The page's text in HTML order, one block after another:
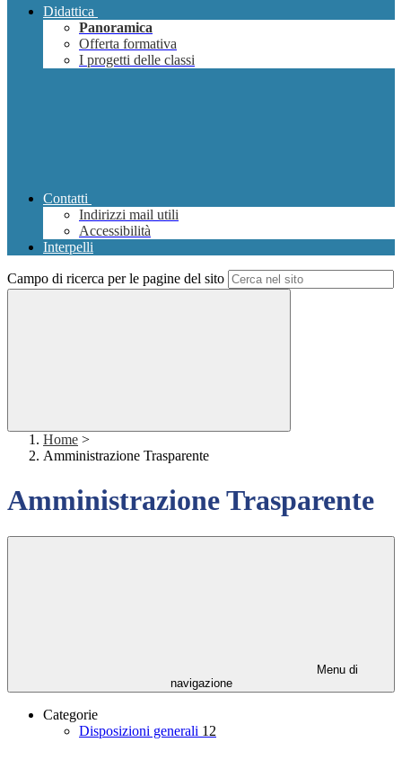
Didattica
Panoramica
Offerta formativa
I progetti delle classi
Contatti
Indirizzi mail utili
Accessibilità
Interpelli
Campo di ricerca per le pagine del sito
Home >
Amministrazione Trasparente
Amministrazione Trasparente
Menu di
navigazione
Categorie
Disposizioni generali 12